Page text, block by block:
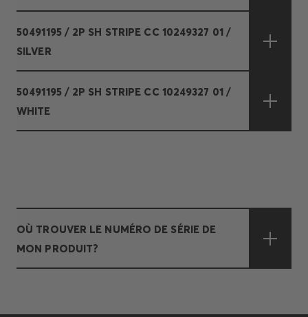
50491195 / 2P SH STRIPE CC 10249327 01 /
SILVER
50491195 / 2P SH STRIPE CC 10249327 01 /
WHITE
OÙ TROUVER LE NUMÉRO DE SÉRIE DE
MON PRODUIT?